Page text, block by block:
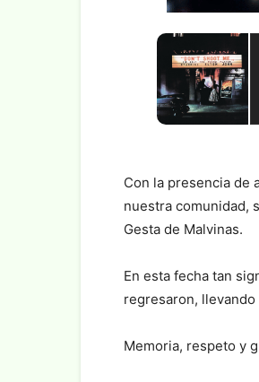
Con la presencia de
nuestra comunidad,
Gesta de Malvinas.
En esta fecha tan
regresaron,
Memoria, respeto y